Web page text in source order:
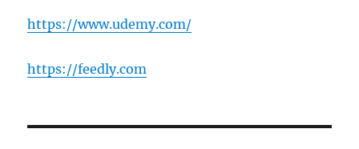
https://www.udemy.com/
https://feedly.com